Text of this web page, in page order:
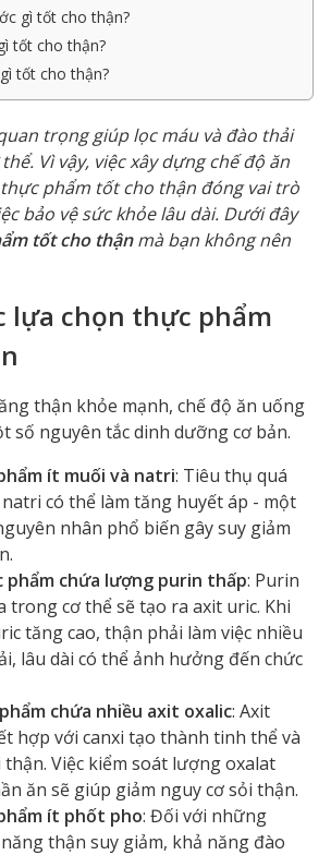
gì tốt cho thận?
tốt cho thận?
tốt cho thận?
trọng giúp lọc máu và đào thải
Vì vậy, việc xây dựng chế độ ăn
phẩm tốt cho thận đóng vai trò
bảo vệ sức khỏe lâu dài. Dưới đây
tốt cho thậnmà bạn không nên
lựa chọn thực phẩm
thận khỏe mạnh, chế độ ăn uống
số nguyên tắc dinh dưỡng cơ bản.
ít muối và natri: Tiêu thụ quá
có thể làm tăng huyết áp - một
nhân phổ biến gây suy giảm
phẩm chứa lượng purin thấp: Purin
trong cơ thể sẽ tạo ra axit uric. Khi
tăng cao, thận phải làm việc nhiều
lâu dài có thể ảnh hưởng đến chức
chứa nhiều axit oxalic: Axit
hợp với canxi tạo thành tinh thể và
Việc kiểm soát lượng oxalat
ăn sẽ giúp giảm nguy cơ sỏi thận.
ít phốt pho: Đối với những
thận suy giảm, khả năng đào